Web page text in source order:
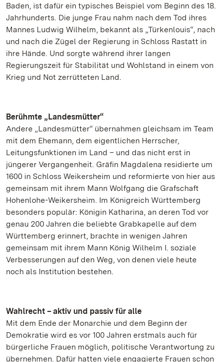
Baden, ist dafür ein typisches Beispiel vom Beginn des 18.
Jahrhunderts. Die junge Frau nahm nach dem Tod ihres
Mannes Ludwig Wilhelm, bekannt als „Türkenlouis“, nach
und nach die Zügel der Regierung in Schloss Rastatt in
ihre Hände. Und sorgte während ihrer langen
Regierungszeit für Stabilität und Wohlstand in einem von
Krieg und Not zerrütteten Land.
Berühmte „Landesmütter“
Andere „Landesmütter“ übernahmen gleichsam im Team
mit dem Ehemann, dem eigentlichen Herrscher,
Leitungsfunktionen im Land – und das nicht erst in
jüngerer Vergangenheit. Gräfin Magdalena residierte um
1600 in Schloss Weikersheim und reformierte von hier aus
gemeinsam mit ihrem Mann Wolfgang die Grafschaft
Hohenlohe-Weikersheim. Im Königreich Württemberg
besonders populär: Königin Katharina, an deren Tod vor
genau 200 Jahren die beliebte Grabkapelle auf dem
Württemberg erinnert, brachte in wenigen Jahren
gemeinsam mit ihrem Mann König Wilhelm I. soziale
Verbesserungen auf den Weg, von denen viele heute
noch als Institution bestehen.
Wahlrecht – aktiv und passiv für alle
Mit dem Ende der Monarchie und dem Beginn der
Demokratie wird es vor 100 Jahren erstmals auch für
bürgerliche Frauen möglich, politische Verantwortung zu
übernehmen. Dafür hatten viele engagierte Frauen schon